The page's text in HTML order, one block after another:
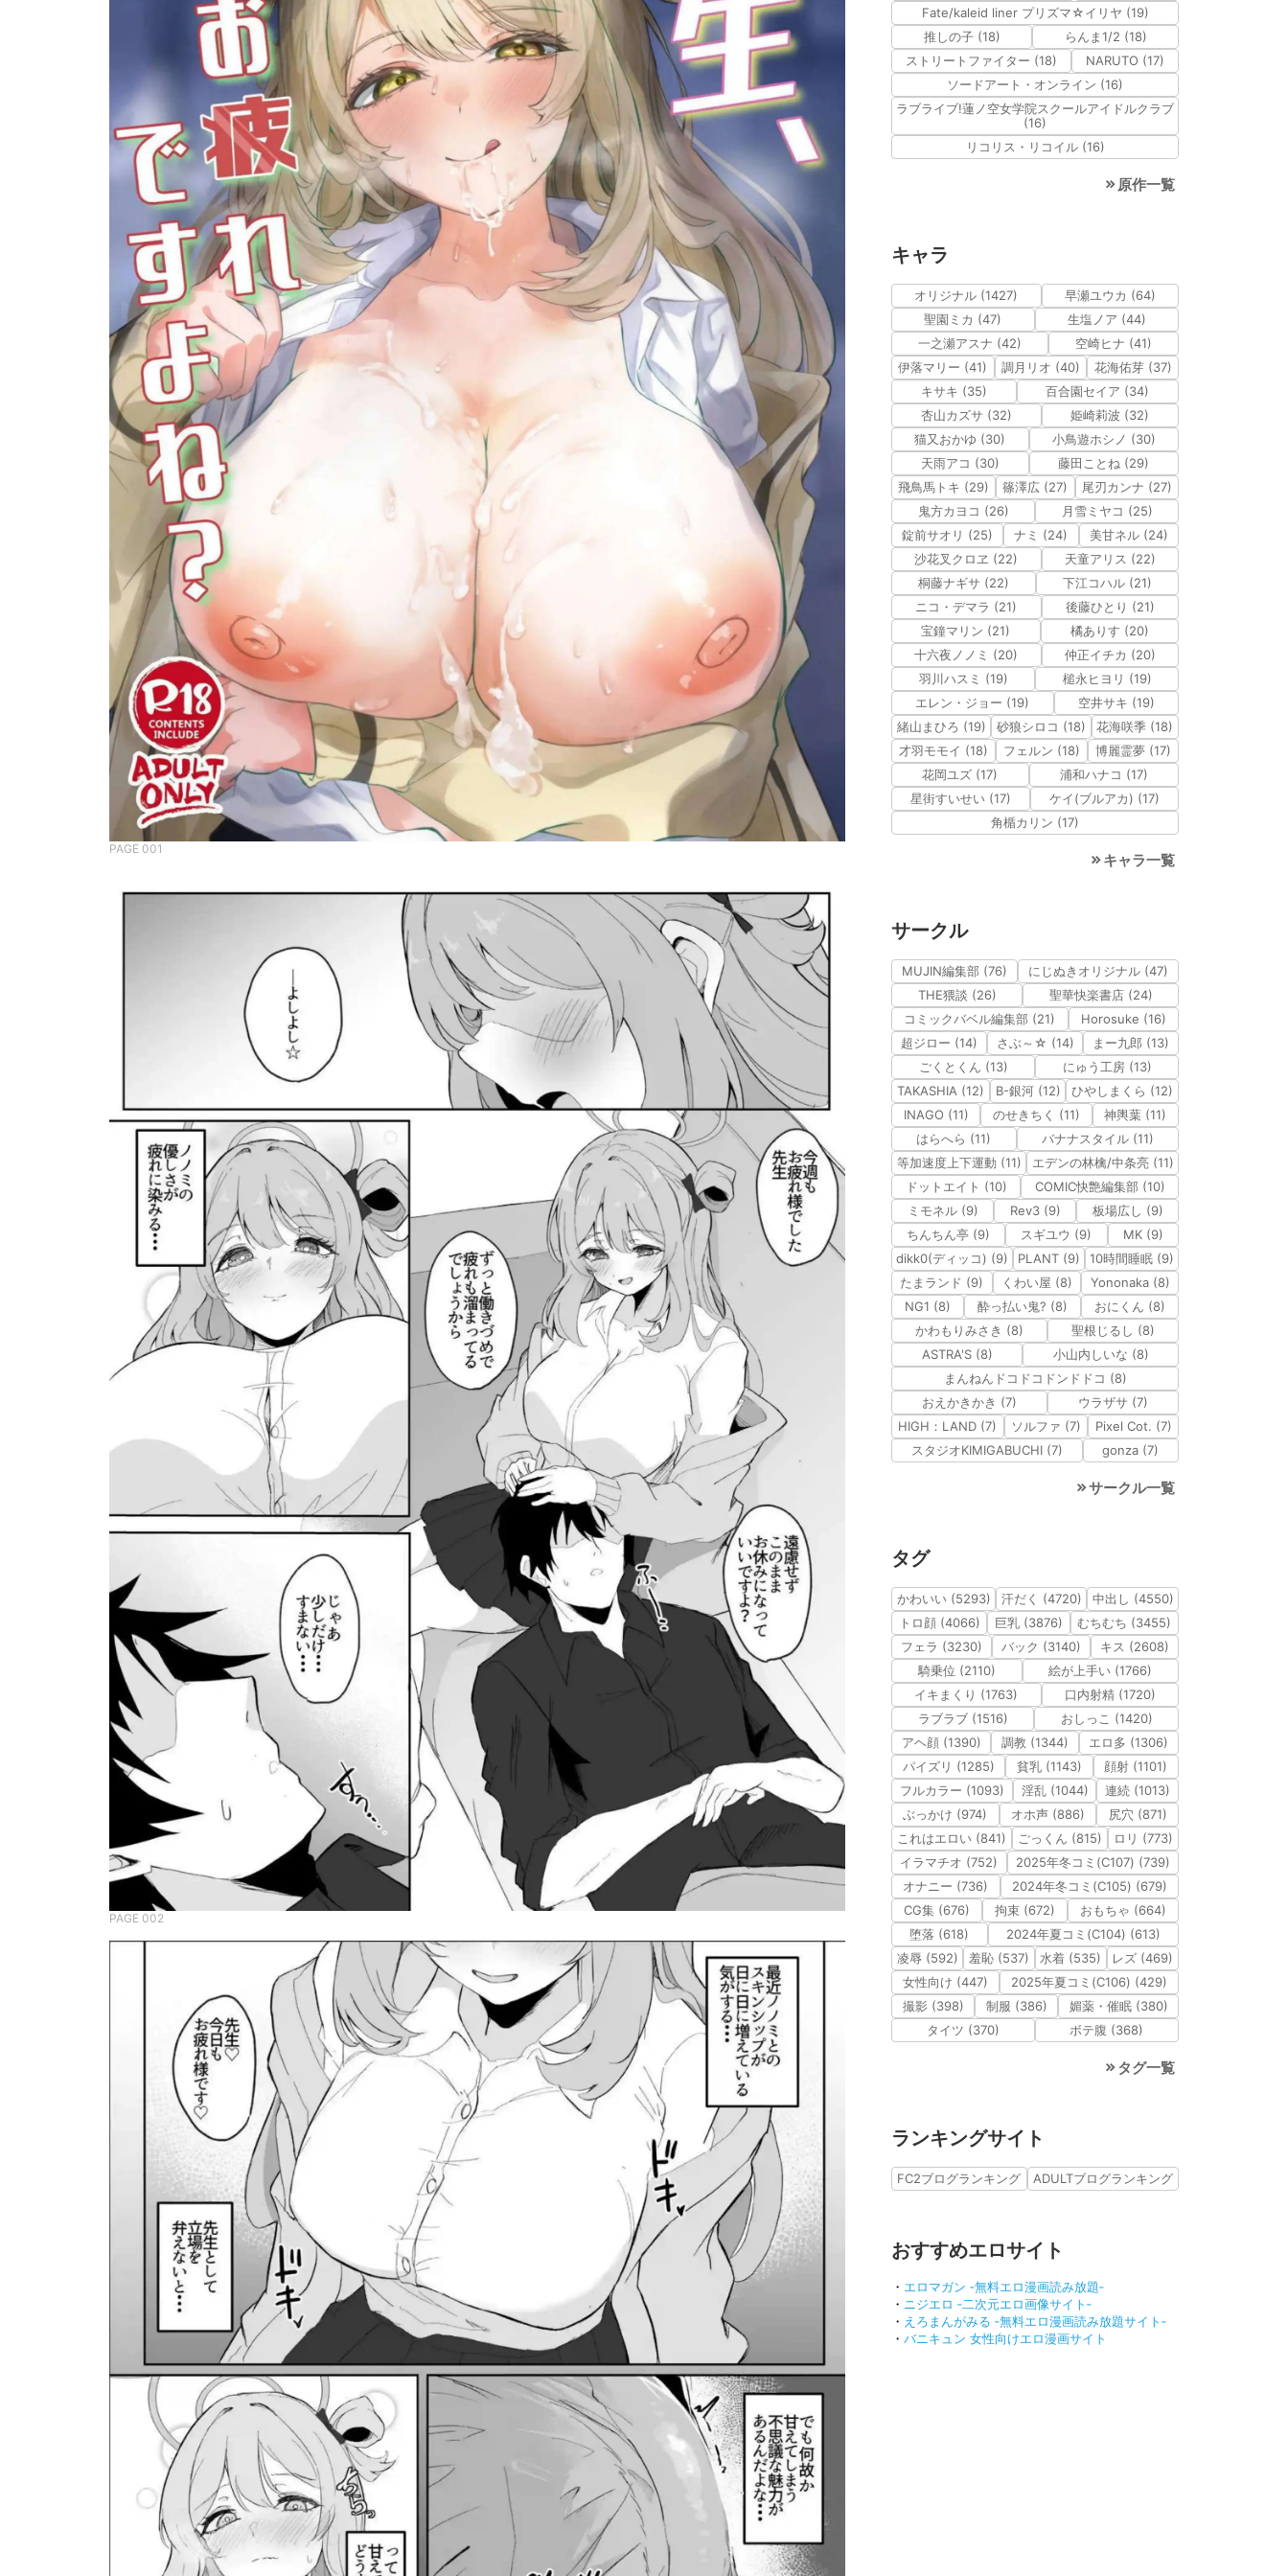
PAGE 001
PAGE 002
Fate/kaleid liner プリズマ☆イリヤ (19)
推しの子 (18)
らんま1/2 (18)
ストリートファイター (18)
NARUTO (17)
ソードアート・オンライン (16)
ラブライブ!蓮ノ空女学院スクールアイドルクラブ
(16)
リコリス・リコイル (16)
原作一覧
キャラ
オリジナル (1427)
早瀬ユウカ (64)
聖園ミカ (47)
生塩ノア (44)
一之瀬アスナ (42)
空崎ヒナ (41)
伊落マリー (41)
調月リオ (40)
花海佑芽 (37)
キサキ (35)
百合園セイア (34)
杏山カズサ (32)
姫崎莉波 (32)
猫又おかゆ (30)
小鳥遊ホシノ (30)
天雨アコ (30)
藤田ことね (29)
飛鳥馬トキ (29)
篠澤広 (27)
尾刃カンナ (27)
鬼方カヨコ (26)
月雪ミヤコ (25)
錠前サオリ (25)
ナミ (24)
美甘ネル (24)
沙花叉クロヱ (22)
天童アリス (22)
桐藤ナギサ (22)
下江コハル (21)
ニコ・デマラ (21)
後藤ひとり (21)
宝鐘マリン (21)
橘ありす (20)
十六夜ノノミ (20)
仲正イチカ (20)
羽川ハスミ (19)
槌永ヒヨリ (19)
エレン・ジョー (19)
空井サキ (19)
緒山まひろ (19)
砂狼シロコ (18)
花海咲季 (18)
才羽モモイ (18)
フェルン (18)
博麗霊夢 (17)
花岡ユズ (17)
浦和ハナコ (17)
星街すいせい (17)
ケイ(ブルアカ) (17)
角楯カリン (17)
キャラ一覧
サークル
MUJIN編集部 (76)
にじぬきオリジナル (47)
THE猥談 (26)
聖華快楽書店 (24)
コミックバベル編集部 (21)
Horosuke (16)
超ジロー (14)
さぶ～☆ (14)
まー九郎 (13)
ごくとくん (13)
にゅう工房 (13)
TAKASHIA (12)
B-銀河 (12)
ひやしまくら (12)
INAGO (11)
のせきちく (11)
神輿葉 (11)
はらへら (11)
バナナスタイル (11)
等加速度上下運動 (11)
エデンの林檎/中条亮 (11)
ドットエイト (10)
COMIC快艶編集部 (10)
ミモネル (9)
Rev3 (9)
板場広し (9)
ちんちん亭 (9)
スギユウ (9)
MK (9)
dikk0(ディッコ) (9)
PLANT (9)
10時間睡眠 (9)
たまランド (9)
くわい屋 (8)
Yononaka (8)
NG1 (8)
酔っ払い鬼? (8)
おにくん (8)
かわもりみさき (8)
聖根じるし (8)
ASTRA'S (8)
小山内しいな (8)
まんねんドコドコドンドドコ (8)
おえかきかき (7)
ウラザサ (7)
HIGH：LAND (7)
ソルファ (7)
Pixel Cot. (7)
スタジオKIMIGABUCHI (7)
gonza (7)
サークル一覧
タグ
かわいい (5293) 汗だく (4720)
中出し (4550)
トロ顔 (4066)
巨乳 (3876)
むちむち (3455)
フェラ (3230)
バック (3140)
キス (2608)
騎乗位 (2110)
絵が上手い (1766)
イキまくり (1763)
口内射精 (1720)
ラブラブ (1516)
おしっこ (1420)
アヘ顔 (1390)
調教 (1344)
エロ多 (1306)
パイズリ (1285)
貧乳 (1143)
顔射 (1101)
フルカラー (1093)
淫乱 (1044)
連続 (1013)
ぶっかけ (974)
オホ声 (886)
尻穴 (871)
これはエロい (841)
ごっくん (815)
ロリ (773)
イラマチオ (752)
2025年冬コミ(C107) (739)
オナニー (736)
2024年冬コミ(C105) (679)
CG集 (676)
拘束 (672)
おもちゃ (664)
堕落 (618)
2024年夏コミ(C104) (613)
凌辱 (592)
羞恥 (537) 水着 (535)
レズ (469)
女性向け (447)
2025年夏コミ(C106) (429)
撮影 (398)
制服 (386)
媚薬・催眠 (380)
タイツ (370)
ボテ腹 (368)
タグ一覧
ランキングサイト
FC2ブログランキング ADULTブログランキング
おすすめエロサイト
・ エロマガン ‐無料エロ漫画読み放題‐
・ ニジエロ ‐二次元エロ画像サイト‐
・ えろまんがみる ‐無料エロ漫画読み放題サイト‐
・ バニキュン 女性向けエロ漫画サイト